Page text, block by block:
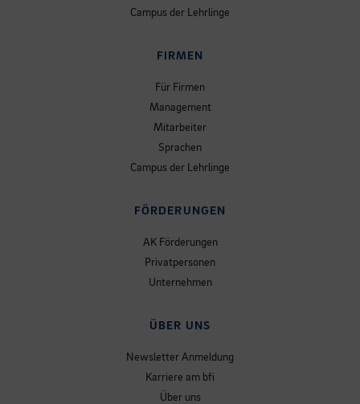
Campus der Lehrlinge
FIRMEN
Für Firmen
Management
Mitarbeiter
Sprachen
Campus der Lehrlinge
FÖRDERUNGEN
AK Förderungen
Privatpersonen
Unternehmen
ÜBER UNS
Newsletter Anmeldung
Karriere am bfi
Über uns